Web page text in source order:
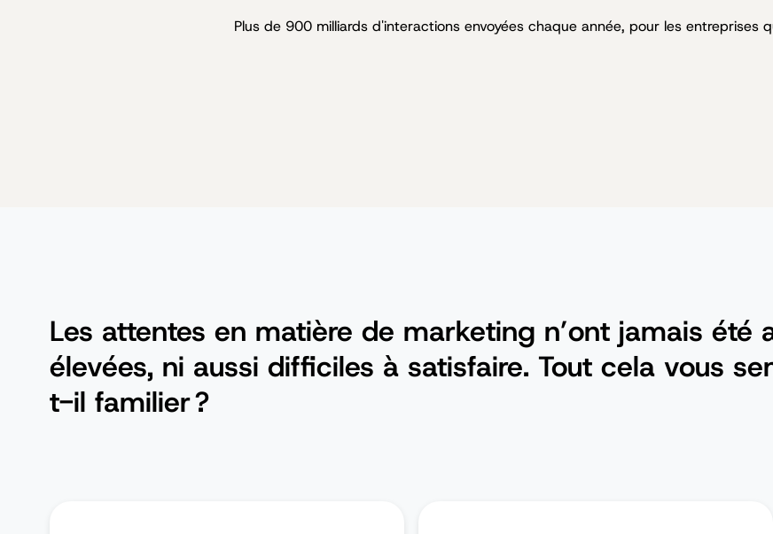
Plus de 900 milliards d'interactions envoyées chaque année, pour les entreprises
Les attentes en matière de marketing n’ont jamais été
élevées, ni aussi difficiles à satisfaire. Tout cela vous
t-il familier ?